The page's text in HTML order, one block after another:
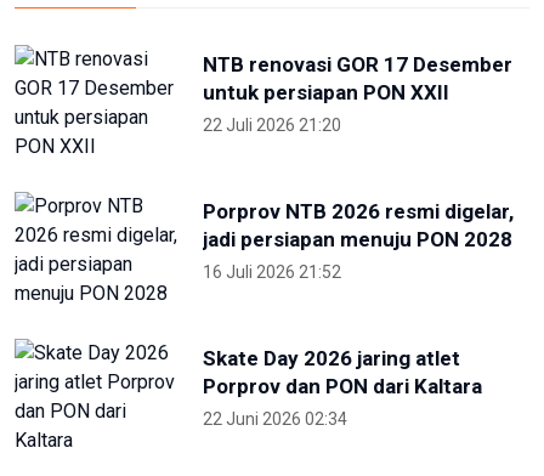
NTB renovasi GOR 17 Desember
untuk persiapan PON XXII
22 Juli 2026 21:20
Porprov NTB 2026 resmi digelar,
jadi persiapan menuju PON 2028
16 Juli 2026 21:52
Skate Day 2026 jaring atlet
Porprov dan PON dari Kaltara
22 Juni 2026 02:34